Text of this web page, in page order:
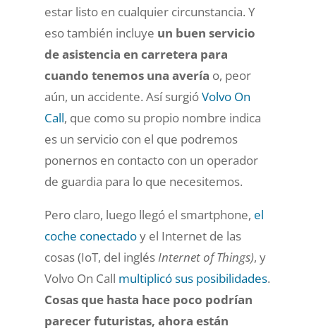
estar listo en cualquier circunstancia. Y
eso también incluye un buen servicio
de asistencia en carretera para
cuando tenemos una avería o, peor
aún, un accidente. Así surgióVolvo On
Call, que como su propio nombre indica
es un servicio con el que podremos
ponernos en contacto con un operador
de guardia para lo que necesitemos.
Pero claro, luego llegó el smartphone, el
coche conectadoy el Internet de las
cosas (IoT, del inglésInternet of Things), y
Volvo On Call multiplicó sus posibilidades.
Cosas que hasta hace poco podrían
parecer futuristas, ahora están